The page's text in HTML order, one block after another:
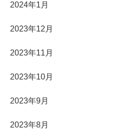
2024年1月
2023年12月
2023年11月
2023年10月
2023年9月
2023年8月